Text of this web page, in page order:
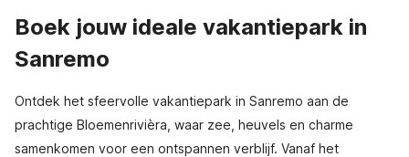
Boek jouw ideale vakantiepark in
Sanremo
Ontdek het sfeervolle vakantiepark in Sanremo aan de
prachtige Bloemenrivièra, waar zee, heuvels en charme
samenkomen voor een ontspannen verblijf. Vanaf het